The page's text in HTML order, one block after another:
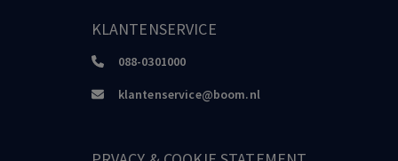
KLANTENSERVICE
088-0301000
klantenservice@boom.nl